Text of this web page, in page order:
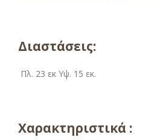
Διαστάσεις:
Πλ. 23 εκ Υψ. 15 εκ.
Χαρακτηριστικά :